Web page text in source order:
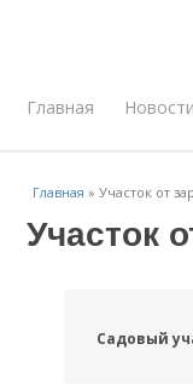
Главная Новости
Главная »Участок от
Участок
Садовый